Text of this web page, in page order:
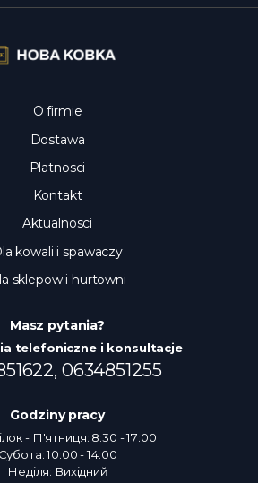
O firmie
Dostawa
Platnosci
Kontakt
Aktualnosci
kowali i spawaczy
sklepow i hurtowni
Masz pytania?
telefoniczne i konsultacje
0634851255
Godziny pracy
- П'ятниця: 8:30 - 17:00
Субота: 10:00 - 14:00
Неділя: Вихідний